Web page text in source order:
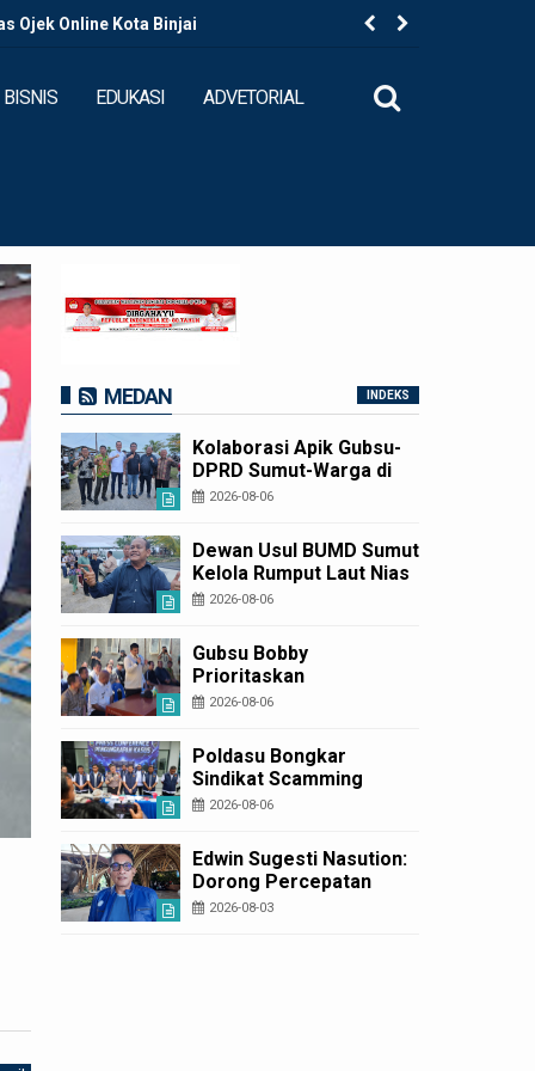
Ojek Online Kota Binjai
BISNIS EDUKASI ADVETORIAL
MEDAN INDEKS
Kolaborasi Apik Gubsu-
DPRD Sumut-Warga di
Nias Utara: Jalan Rusak
Diperbaiki
2026-08-06
Dewan Usul BUMD Sumut
Kelola Rumput Laut Nias
Utara dari Hulu ke Hilir
2026-08-06
Gubsu Bobby
Prioritaskan
Infrastruktur Nias Utara,
Ekonomi Mulai Dibenahi
2026-08-06
Poldasu Bongkar
Sindikat Scamming
Internasional di
Korban Rugi Rp6,7 Miliar
2026-08-06
Edwin Sugesti Nasution:
Dorong Percepatan
Perda PBG Guna
2026-08-03